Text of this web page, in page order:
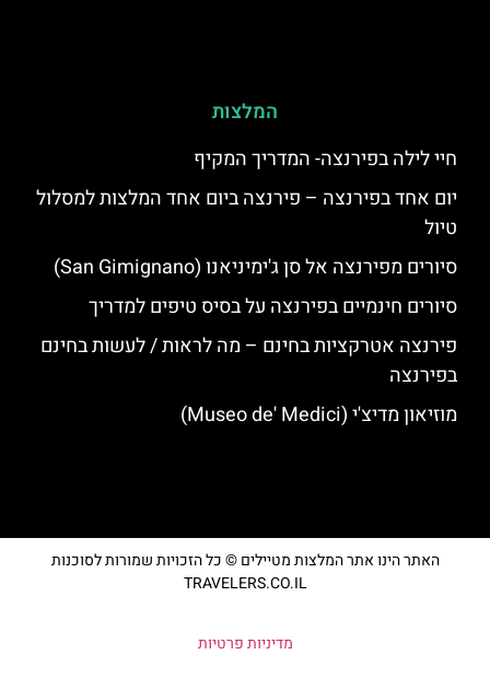
המלצות
חיי לילה בפירנצה- המדריך המקיף
יום אחד בפירנצה – פירנצה ביום אחד המלצות למסלול
טיול
סיורים מפירנצה אל סן ג'ימיניאנו (San Gimignano)
סיורים חינמיים בפירנצה על בסיס טיפים למדריך
פירנצה אטרקציות בחינם – מה לראות / לעשות בחינם
בפירנצה
מוזיאון מדיצ'י (Museo de' Medici)
האתר הינו אתר המלצות מטיילים © כל הזכויות שמורות לסוכנות
TRAVELERS.CO.IL
מדיניות פרטיות